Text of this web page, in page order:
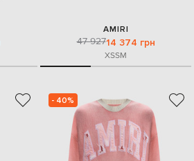
AMIRI
47 92714 374 грн
XSSM
- 40%